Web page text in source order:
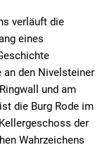
verläuft die
eines
an den Nivelsteiner
und am
die Burg Rode im
der
Wahrzeichens